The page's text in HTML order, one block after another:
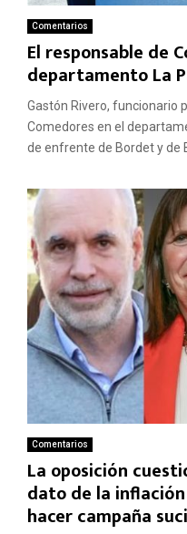
Comentarios
El responsable de
departamento La
Gastón Rivero, funcionario
Comedores en el
de enfrente de Bordet y de
Comentarios
La oposición
dato de la
hacer campaña